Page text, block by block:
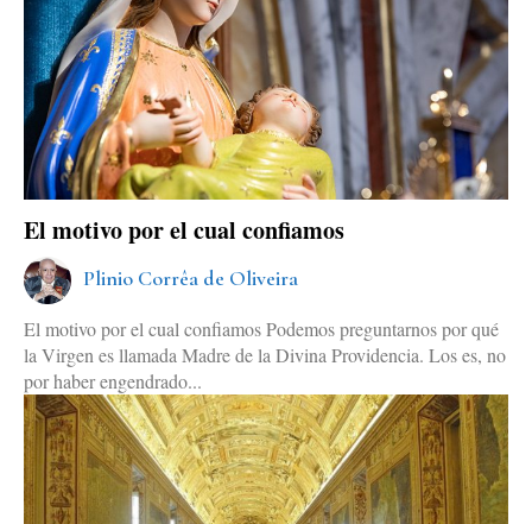
El motivo por el cual confiamos
Plinio Corrêa de Oliveira
El motivo por el cual confiamos Podemos preguntarnos por qué
la Virgen es llamada Madre de la Divina Providencia. Los es, no
por haber engendrado...